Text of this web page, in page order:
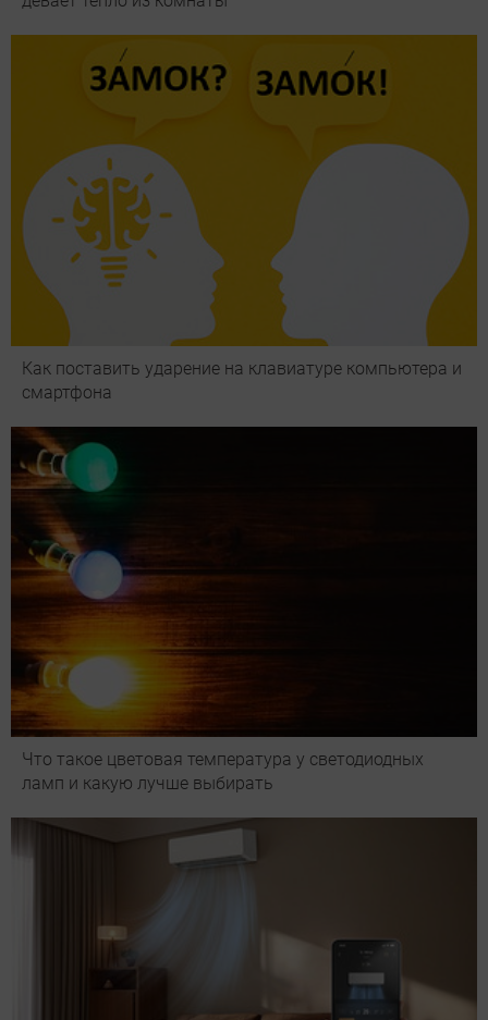
Как поставить ударение на клавиатуре компьютера и
смартфона
Что такое цветовая температура у светодиодных
ламп и какую лучше выбирать